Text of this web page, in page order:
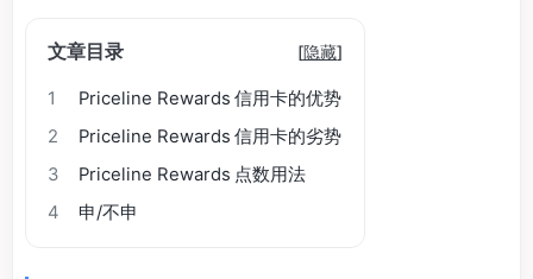
文章目录 [隐藏]
1
Priceline Rewards 信用卡的优势
2
Priceline Rewards 信用卡的劣势
3
Priceline Rewards 点数用法
4
申/不申